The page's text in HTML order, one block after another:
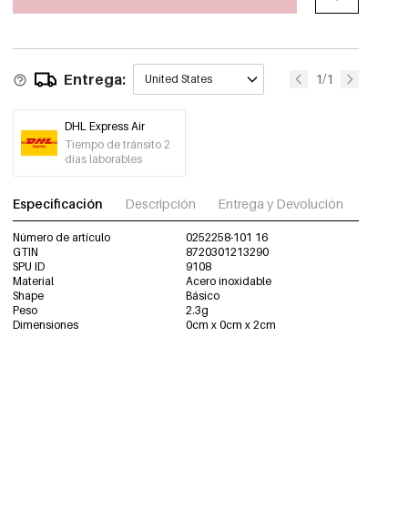
Entrega: United States 1/1
DHL Express Air
Tiempo de tránsito 2
días laborables
Especificación Descripción Entrega y Devolución
Número de artículo
0252258-101 16
GTIN
8720301213290
SPU ID
9108
Material
Acero inoxidable
Shape
Básico
Peso
2.3g
Dimensiones
0cm x 0cm x 2cm